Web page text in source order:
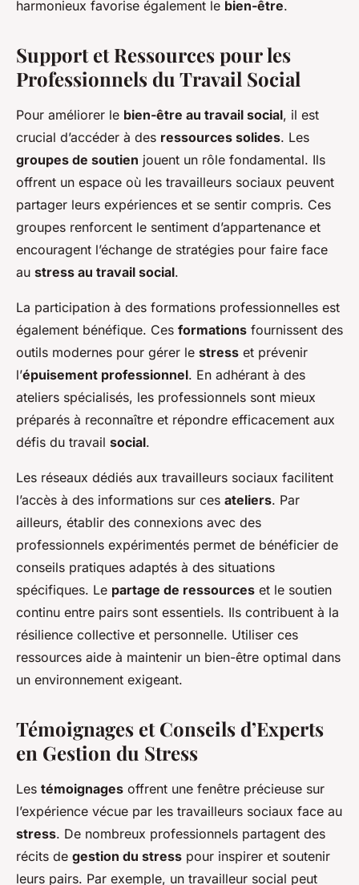
harmonieux favorise également le bien-être.
Support et Ressources pour les
Professionnels du Travail Social
Pour améliorer le bien-être au travail social, il est
crucial d’accéder à des ressources solides. Les
groupes de soutien jouent un rôle fondamental. Ils
offrent un espace où les travailleurs sociaux peuvent
partager leurs expériences et se sentir compris. Ces
groupes renforcent le sentiment d’appartenance et
encouragent l’échange de stratégies pour faire face
au stress au travail social.
La participation à des formations professionnelles est
également bénéfique. Ces formations fournissent des
outils modernes pour gérer le stress et prévenir
l’épuisement professionnel. En adhérant à des
ateliers spécialisés, les professionnels sont mieux
préparés à reconnaître et répondre efficacement aux
défis du travail social.
Les réseaux dédiés aux travailleurs sociaux facilitent
l’accès à des informations sur ces ateliers. Par
ailleurs, établir des connexions avec des
professionnels expérimentés permet de bénéficier de
conseils pratiques adaptés à des situations
spécifiques. Le partage de ressources et le soutien
continu entre pairs sont essentiels. Ils contribuent à la
résilience collective et personnelle. Utiliser ces
ressources aide à maintenir un bien-être optimal dans
un environnement exigeant.
Témoignages et Conseils d’Experts
en Gestion du Stress
Les témoignages offrent une fenêtre précieuse sur
l’expérience vécue par les travailleurs sociaux face au
stress. De nombreux professionnels partagent des
récits de gestion du stress pour inspirer et soutenir
leurs pairs. Par exemple, un travailleur social peut